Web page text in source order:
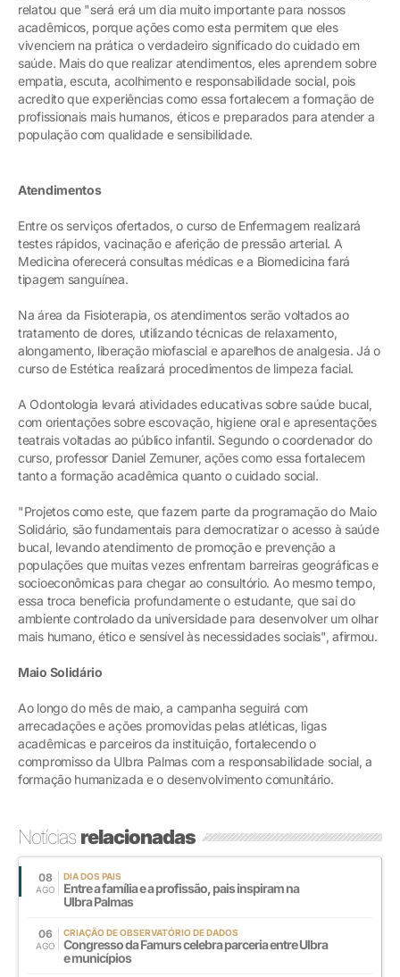
relatou que "será erá um dia muito importante para nossos
acadêmicos, porque ações como esta permitem que eles
vivenciem na prática o verdadeiro significado do cuidado em
saúde. Mais do que realizar atendimentos, eles aprendem sobre
empatia, escuta, acolhimento e responsabilidade social, pois
acredito que experiências como essa fortalecem a formação de
profissionais mais humanos, éticos e preparados para atender a
população com qualidade e sensibilidade.
Atendimentos
Entre os serviços ofertados, o curso de Enfermagem realizará
testes rápidos, vacinação e aferição de pressão arterial. A
Medicina oferecerá consultas médicas e a Biomedicina fará
tipagem sanguínea.
Na área da Fisioterapia, os atendimentos serão voltados ao
tratamento de dores, utilizando técnicas de relaxamento,
alongamento, liberação miofascial e aparelhos de analgesia. Já o
curso de Estética realizará procedimentos de limpeza facial.
A Odontologia levará atividades educativas sobre saúde bucal,
com orientações sobre escovação, higiene oral e apresentações
teatrais voltadas ao público infantil. Segundo o coordenador do
curso, professor Daniel Zemuner, ações como essa fortalecem
tanto a formação acadêmica quanto o cuidado social.
"Projetos como este, que fazem parte da programação do Maio
Solidário, são fundamentais para democratizar o acesso à saúde
bucal, levando atendimento de promoção e prevenção a
populações que muitas vezes enfrentam barreiras geográficas e
socioeconômicas para chegar ao consultório. Ao mesmo tempo,
essa troca beneficia profundamente o estudante, que sai do
ambiente controlado da universidade para desenvolver um olhar
mais humano, ético e sensível às necessidades sociais", afirmou.
Maio Solidário
Ao longo do mês de maio, a campanha seguirá com
arrecadações e ações promovidas pelas atléticas, ligas
acadêmicas e parceiros da instituição, fortalecendo o
compromisso da Ulbra Palmas com a responsabilidade social, a
formação humanizada e o desenvolvimento comunitário.
Notíciasrelacionadas
08
AGO
DIA DOS PAIS
Entre a família e a profissão, pais inspiram na
Ulbra Palmas
06
AGO
CRIAÇÃO DE OBSERVATÓRIO DE DADOS
Congresso da Famurs celebra parceria entre Ulbra
e municípios